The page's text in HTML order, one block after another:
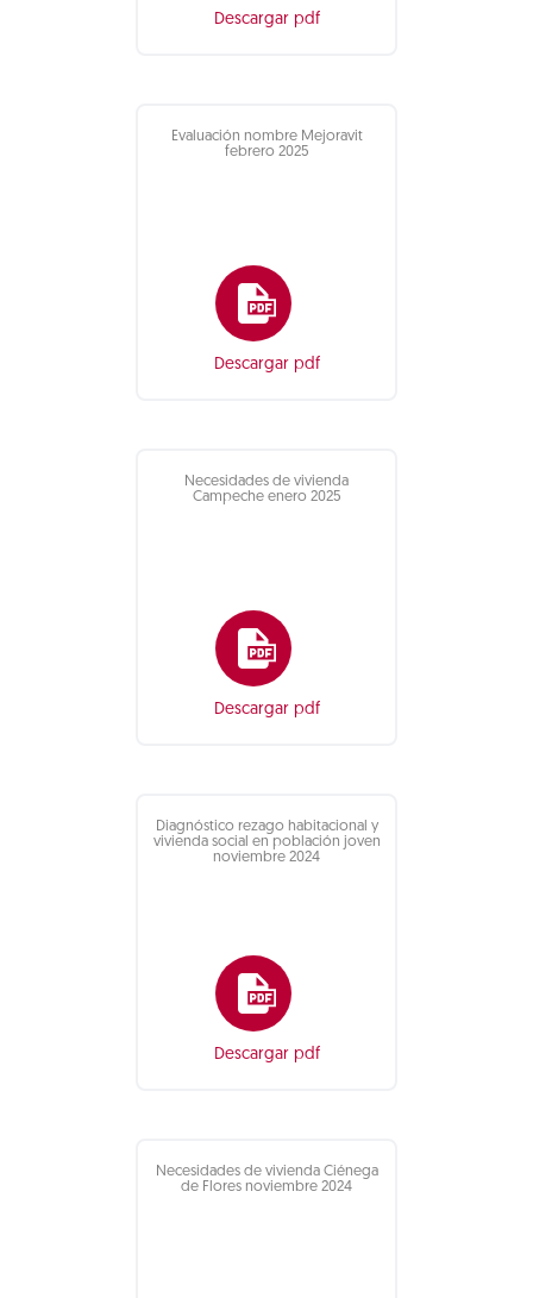
Descargar pdf
Evaluación nombre Mejoravit
febrero 2025
Descargar pdf
Necesidades de vivienda
Campeche enero 2025
Descargar pdf
Diagnóstico rezago habitacional y
vivienda social en población joven
noviembre 2024
Descargar pdf
Necesidades de vivienda Ciénega
de Flores noviembre 2024